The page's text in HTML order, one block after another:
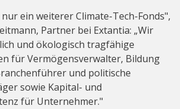
ein weiterer Climate-Tech-Fonds",
Partner bei Extantia: „Wir
und ökologisch tragfähige
für Vermögensverwalter, Bildung
und politische
sowie Kapital- und
für Unternehmer."